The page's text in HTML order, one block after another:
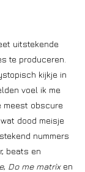
uitstekende
te produceren.
kijkje in
voel ik me
meest obscure
dood meisje
nummers
beats en
, Do me matrixen